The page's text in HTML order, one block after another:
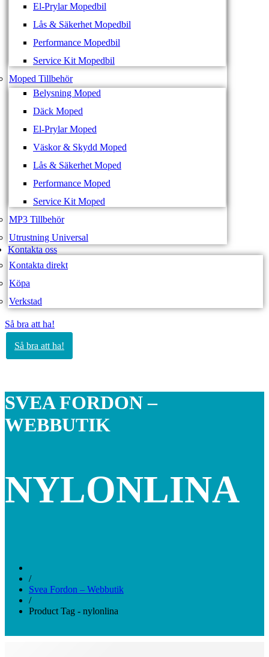
El-Prylar Mopedbil
Lås & Säkerhet Mopedbil
Performance Mopedbil
Service Kit Mopedbil
Moped Tillbehör
Belysning Moped
Däck Moped
El-Prylar Moped
Väskor & Skydd Moped
Lås & Säkerhet Moped
Performance Moped
Service Kit Moped
MP3 Tillbehör
Utrustning Universal
Kontakta oss
Kontakta direkt
Köpa
Verkstad
Så bra att ha!
Så bra att ha!
SVEA FORDON –
WEBBUTIK
NYLONLINA
/
Svea Fordon – Webbutik
/
Product Tag - nylonlina